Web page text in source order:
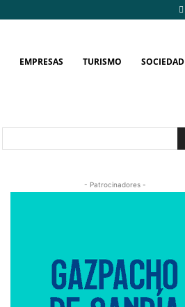
EMPRESAS TURISMO SOCIEDAD
- Patrocinadores -